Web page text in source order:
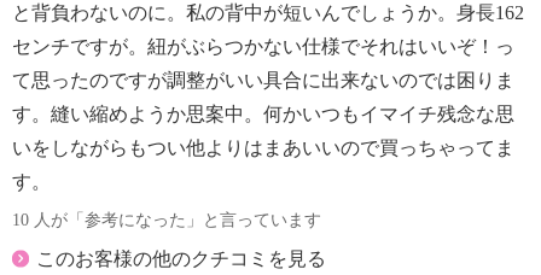
と背負わないのに。私の背中が短いんでしょうか。身長162
センチですが。紐がぶらつかない仕様でそれはいいぞ！っ
て思ったのですが調整がいい具合に出来ないのでは困りま
す。縫い縮めようか思案中。何かいつもイマイチ残念な思
いをしながらもつい他よりはまあいいので買っちゃってま
す。
10 人が「参考になった」と言っています
このお客様の他のクチコミを見る